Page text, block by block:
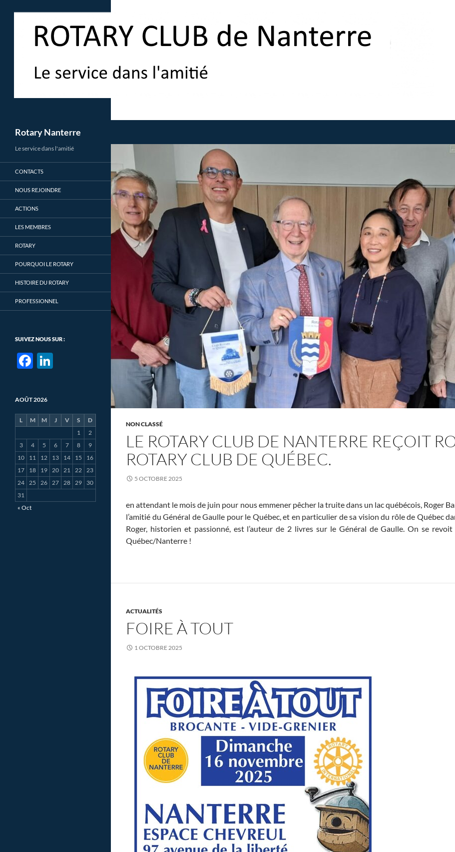
Rotary Nanterre
NON CLASSÉ
LE ROTARY CLUB DE NANTERRE REÇOIT
ROTARY CLUB DE QUÉBEC.
5 OCTOBRE 2025
en attendant le mois de juin pour nous emmener pêcher la truite dans un lac québécois, Roger
l’amitié du Général de Gaulle pour le Québec, et en particulier de sa vision du rôle de Québec
Roger, historien et passionné, est l’auteur de 2 livres sur le Général de Gaulle. On se
Québec/Nanterre !
ACTUALITÉS
FOIRE À TOUT
1 OCTOBRE 2025
Le service dans l'amitié
CONTACTS
NOUS REJOINDRE
ACTIONS
LES MEMBRES
ROTARY
POURQUOI LE ROTARY
HISTOIRE DU ROTARY
PROFESSIONNEL
SUIVEZ NOUS SUR :
F
e
b
o
o
k
e
dI
n
AOÛT 2026
L M M J V S
D
1
2
3
4 5 6 7 8
9
10
11 12 13 14 15
16
17
18 19 20 21 22 23
24 25 26 27 28 29
30
31
« Oct